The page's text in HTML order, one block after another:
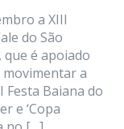
a XIII
do São
que é apoiado
a
Baiana do
e ‘Copa